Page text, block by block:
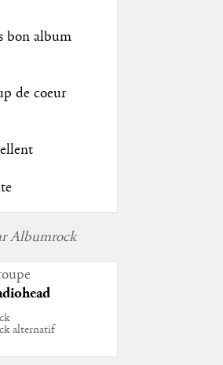
bon album
de coeur
Albumrock
alternatif